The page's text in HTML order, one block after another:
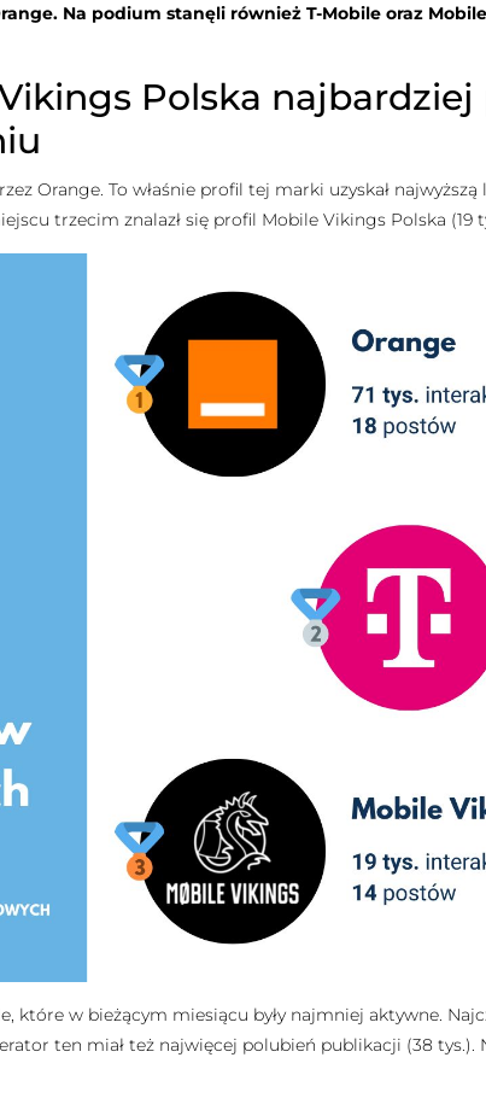
Na podium stanęli również T-Mobile oraz
Polska
Orange. To właśnie profil tej marki uzyskał
trzecim znalazł się profil Mobile Vikings Polska (19
które w bieżącym miesiącu były najmniej aktywne.
ten miał też najwięcej polubień publikacji (38